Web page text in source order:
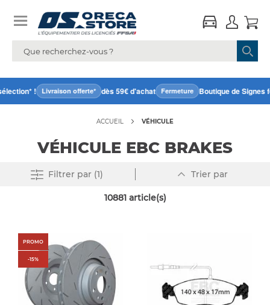
! Livraison offerte* dès 59€ d'achat Fermeture Boutique de Signes
ACCUEIL VÉHICULE
VÉHICULE EBC BRAKES
Supprimer tout
Filtrerpar (1) Trier par
ordre
10881article(s)
PROMO
-15%